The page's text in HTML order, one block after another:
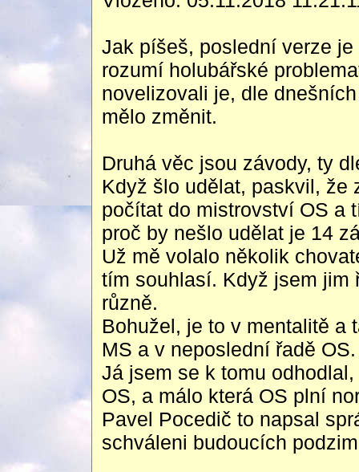
Jak píšeš, poslední verze
rozumí holubářské
novelizovali je, dle
mělo změnit.
Druhá věc jsou závody, ty
Když šlo udělat, paskvil, že
počítat do mistrovství OS a
proč by nešlo udělat je 14
Už mě volalo několik
tím souhlasí. Když jsem jim
různě.
Bohužel, je to v mentalitě a
MS a v neposlední řadě OS.
Já jsem se k tomu
OS, a málo která OS plní
Pavel Pocedič to napsal
schváleni budoucích